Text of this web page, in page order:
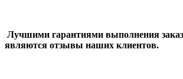
Лучшими гарантиями выполнения
являются отзывы наших клиентов.